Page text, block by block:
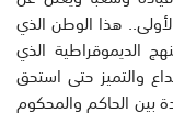
هذا الوطن الذي
الذي
والتميز حتى استحق
بين الحاكم والمحكوم